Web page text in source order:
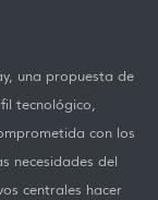
una propuesta de
tecnológico,
con los
necesidades del
centrales hacer